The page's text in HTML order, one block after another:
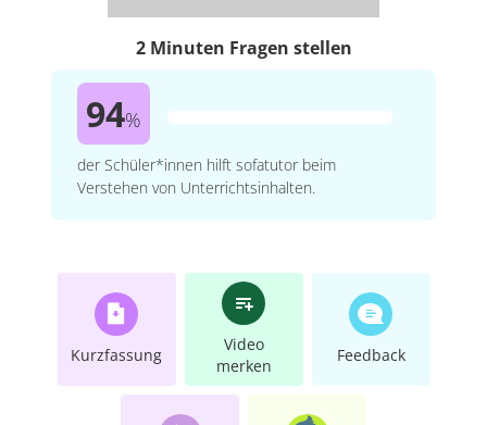
2 Minuten Fragen stellen
94%
der Schüler*innen hilft sofatutor beim
Verstehen von Unterrichtsinhalten.
Kurzfassung
Video
merken
Feedback